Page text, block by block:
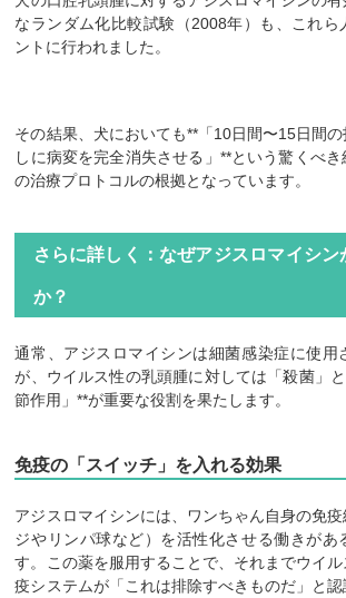
なランダム化比較試験（2008年）も、これら
ントに行われました。
その結果、犬においても**「10日間〜15日間
しに病変を完全消失させる」**という驚くべ
の治療プロトコルの根拠となっています。
さらに詳しく：なぜアジスロマイシン
か？
通常、アジスロマイシンは細菌感染症に使用
が、ウイルス性の乳頭腫に対しては「殺菌」
節作用」**が重要な役割を果たします。
免疫の「スイッチ」を入れる効果
アジスロマイシンには、ワンちゃん自身の免
ジやリンパ球など）を活性化させる働きがあ
す。この薬を服用することで、それまでウイ
疫システムが「これは排除すべきものだ」と